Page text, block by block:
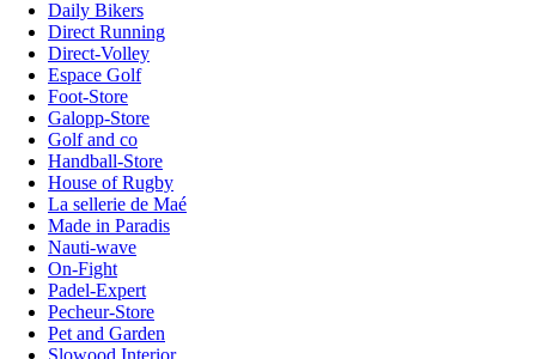
Daily Bikers
Direct Running
Direct-Volley
Espace Golf
Foot-Store
Galopp-Store
Golf and co
Handball-Store
House of Rugby
La sellerie de Maé
Made in Paradis
Nauti-wave
On-Fight
Padel-Expert
Pecheur-Store
Pet and Garden
Slowood Interior